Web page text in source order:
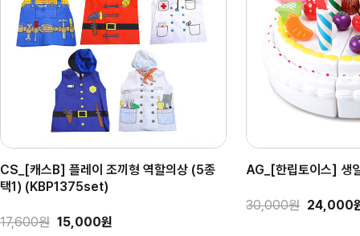
CS_[캐스B] 플레이 조끼형 역할의상 (5종
택1) (KBP1375set)
17,600원 15,000원
AG_[한립토이스] 생
30,000원 24,000